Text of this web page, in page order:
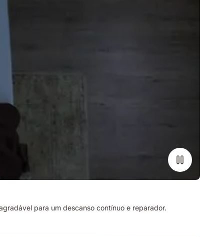
para um descanso contínuo e reparador.